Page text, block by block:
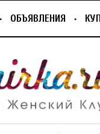
ОБЪЯВЛЕНИЯ